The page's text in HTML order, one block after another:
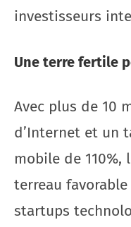
investisseurs
Une terre fertile
Avec plus de 10
d’Internet et un
mobile de 110%,
terreau
startups